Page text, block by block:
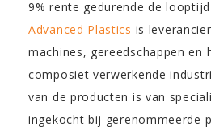
9% rente gedurende de
Advanced Plastics is
machines, gereedschappen en
composiet verwerkende
van de producten is van
ingekocht bij gerenommeerde